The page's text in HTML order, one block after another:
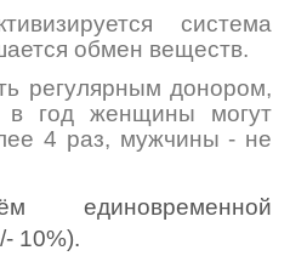
система
обмен веществ.
регулярным донором,
в год женщины могут
4 раз, мужчины - не
единовременной
10%).